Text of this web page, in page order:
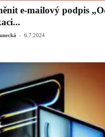
e-mailový podpis
- 6.7.2024